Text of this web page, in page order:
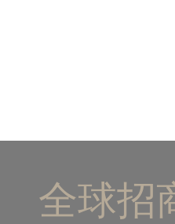
全球招